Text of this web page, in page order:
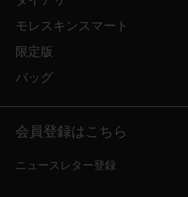
モレスキンスマート
限定版
バッグ
会員登録はこちら
ニュースレター登録